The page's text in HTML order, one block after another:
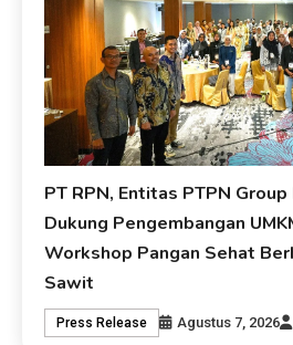
PT RPN, Entitas PTPN
Dukung Pengembangan
Workshop Pangan Sehat
Sawit
Press Release Agustus 7, 2026